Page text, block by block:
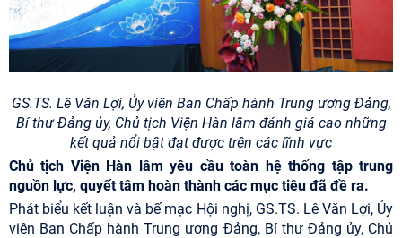
GS.TS. Lê Văn Lợi, Ủy viên Ban Chấp hành Trung ương Đảng,
Bí thư Đảng ủy, Chủ tịch Viện Hàn lâm đánh giá cao những
kết quả nổi bật đạt được trên các lĩnh vực
Chủ tịch Viện Hàn lâm yêu cầu toàn hệ thống tập trung
nguồn lực, quyết tâm hoàn thành các mục tiêu đã đề ra.
Phát biểu kết luận và bế mạc Hội nghị, GS.TS. Lê Văn Lợi, Ủy
viên Ban Chấp hành Trung ương Đảng, Bí thư Đảng ủy, Chủ